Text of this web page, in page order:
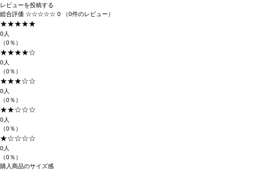
レビューを投稿する
総合評価 ☆☆☆☆☆ 0 （0件のレビュー）
★★★★★
0人
（0％）
★★★★☆
0人
（0％）
★★★☆☆
0人
（0％）
★★☆☆☆
0人
（0％）
★☆☆☆☆
0人
（0％）
購入商品のサイズ感